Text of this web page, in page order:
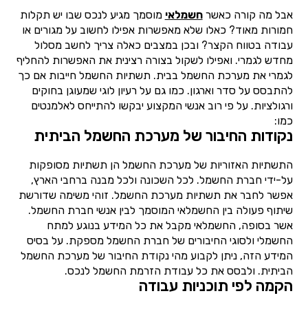
אבל מה קורה כאשרחשמלאי מוסמך מגיע לנכס שבו יש תקלות
חמורות מאוד? כאלו שלא מאפשרות אפילו לחשוב על מגורים או
עבודה בטווח הקצר? ובכן במצבים כאלה צריך לחשב מסלול
מחדש לגמרי. ואפילו לשקול בצורה רצינית את האפשרות להחליף
לגמרי את מערכת החשמל בבית. תשתיות החשמל חייבות אם כך
להתבסס על סדר וארגון. כמו גם על רעיון לוגי שמעוגן בחוקים
ורגולציות. על פי רוב אנשי המקצוע יבקשו להתייחס לאלמנטים
כמו:
נקודות החיבור של מערכת החשמל הביתית
התשתיות האזוריות של מערכת החשמל הן תשתיות מסופקות
על-ידי חברת החשמל. לכל השכונה ולכל מבנה ברחבי הארץ,
אפשר לחבר את תשתיות מערכת החשמל. זוהי משימה שדורשת
שיתוף פעולה בין החשמלאי המוסמך לבין אנשי חברת החשמל.
אשר בסופה, החשמלאי מקבל את כל המידע בנוגע למתח
החשמלי ולסוגי החיבורים של חברת החשמל מספקת. על בסיס
המידע הזה, ניתן לקבוע מהי נקודת החיבור של מערכת החשמל
הביתית. ולבסס את כל עבודת הזרמת החשמל לנכס.
הקמה לפי תוכניות עבודה